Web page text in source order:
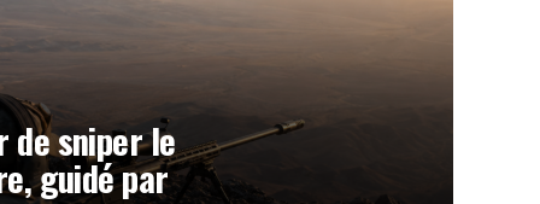
sniper le
guidé par